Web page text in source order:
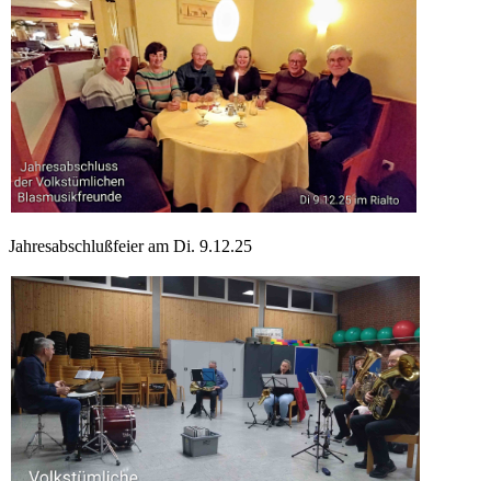
Jahresabschlußfeier am Di. 9.12.25